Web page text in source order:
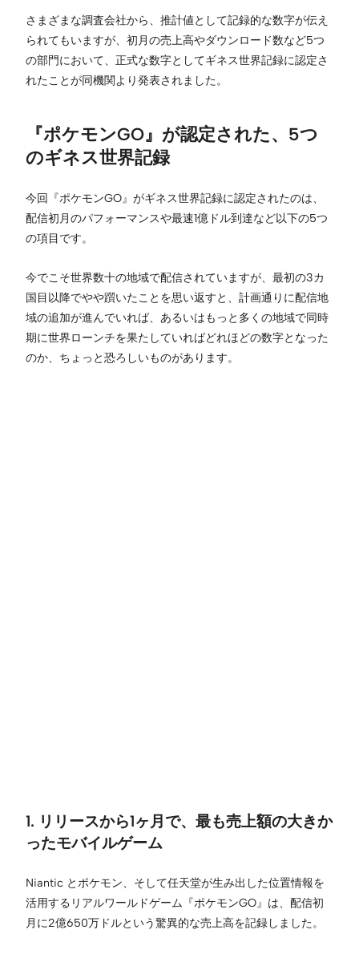
さまざまな調査会社から、推計値として記録的な数字が伝え
られてもいますが、初月の売上高やダウンロード数など5つ
の部門において、正式な数字としてギネス世界記録に認定さ
れたことが同機関より発表されました。
『ポケモンGO』が認定された、5つ
のギネス世界記録
今回『ポケモンGO』がギネス世界記録に認定されたのは、
配信初月のパフォーマンスや最速1億ドル到達など以下の5つ
の項目です。
今でこそ世界数十の地域で配信されていますが、最初の3カ
国目以降でやや躓いたことを思い返すと、計画通りに配信地
域の追加が進んでいれば、あるいはもっと多くの地域で同時
期に世界ローンチを果たしていればどれほどの数字となった
のか、ちょっと恐ろしいものがあります。
1. リリースから1ヶ月で、最も売上額の大きか
ったモバイルゲーム
Niantic とポケモン、そして任天堂が生み出した位置情報を
活用するリアルワールドゲーム『ポケモンGO』は、配信初
月に2億650万ドルという驚異的な売上高を記録しました。